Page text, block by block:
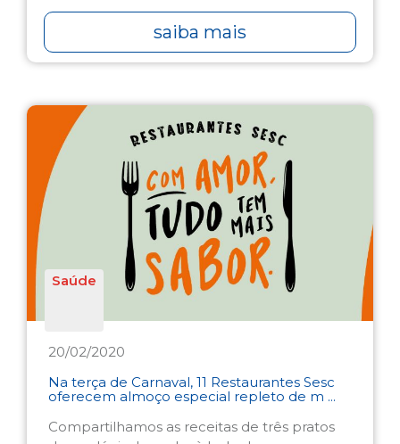
saiba mais
Saúde
20/02/2020
Na terça de Carnaval, 11 Restaurantes Sesc
oferecem almoço especial repleto de m ...
Compartilhamos as receitas de três pratos